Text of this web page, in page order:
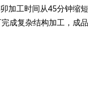
加工时间从45分钟缩
成复杂结构加工，成